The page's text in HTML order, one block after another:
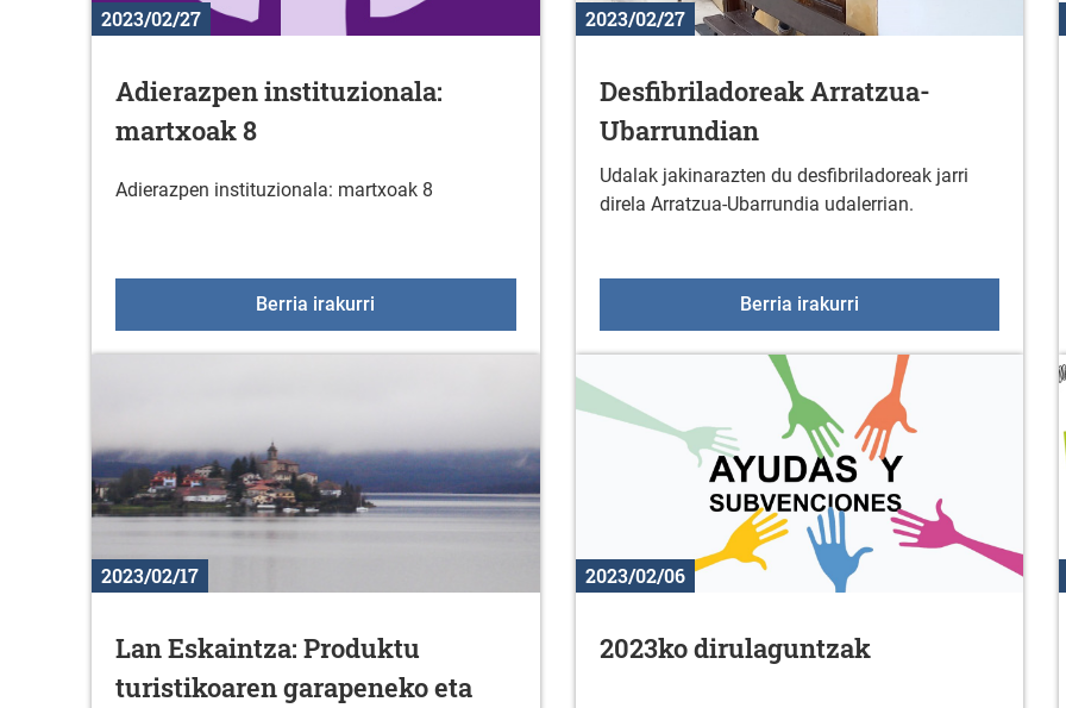
2023/02/27
Adierazpen instituzionala:
martxoak 8
Adierazpen instituzionala: martxoak 8
Berria irakurri
2023/02/27
Desfibriladoreak Arratzua-
Ubarrundian
Udalak jakinarazten du desfibriladoreak jarri
direla Arratzua-Ubarrundia udalerrian.
Berria irakurriDesfibriladoreak
2023/02/17
Lan Eskaintza: Produktu
turistikoaren garapeneko eta
2023/02/06
2023ko dirulaguntzak